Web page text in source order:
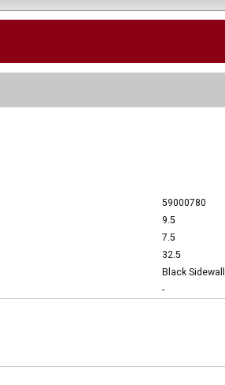
59000780
9.5
7.5
32.5
Black Sidewall
-